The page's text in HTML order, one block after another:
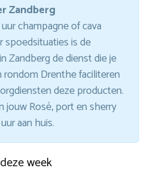
Zandberg
champagne of cava
spoedsituaties is de
Zandberg de dienst die je
Drenthe faciliteren
deze producten.
jouw Rosé, port en sherry
aan huis.
week